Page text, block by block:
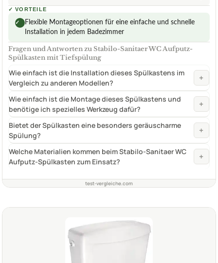
✓ VORTEILE
✓
Flexible Montageoptionen für eine einfache und schnelle
Installation in jedem Badezimmer
Fragen und Antworten zu Stabilo-Sanitaer WC Aufputz-
Spülkasten mit Tiefspülung
Wie einfach ist die Installation dieses Spülkastens im
Vergleich zu anderen Modellen?
+
Wie einfach ist die Montage dieses Spülkastens und
benötige ich spezielles Werkzeug dafür?
+
Bietet der Spülkasten eine besonders geräuscharme
Spülung?
+
Welche Materialien kommen beim Stabilo-Sanitaer WC
Aufputz-Spülkasten zum Einsatz?
+
test-vergleiche.com